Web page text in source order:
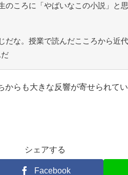
のころに「やばいなこの小説」と
だな。授業で読んだこころから近
らも大きな反響が寄せられてい
シェアする
Facebook